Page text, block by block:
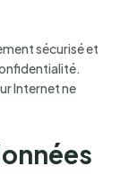
sécurisé et
Internet ne